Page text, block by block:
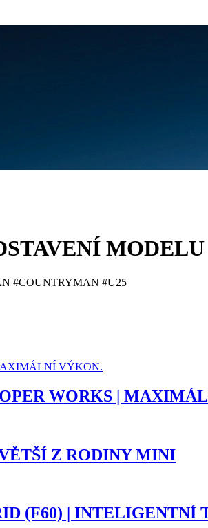
MODELU
#COUNTRYMAN #U25
WORKS |
Z RODINY MINI
(F60) | INTELIGENTNÍ